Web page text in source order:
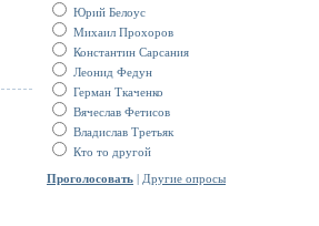
Юрий Белоус
Михаил Прохоров
Константин Сарсания
Леонид Федун
Герман Ткаченко
Вячеслав Фетисов
Владислав Третьяк
Кто то другой
Проголосовать | Другие опросы